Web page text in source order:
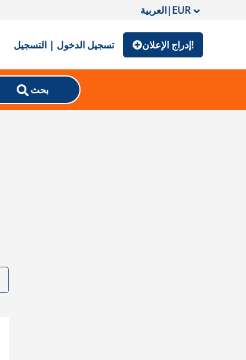
العربية|EUR
تسجيل الدخول | التسجيل إدراج الإعلان!
بحث